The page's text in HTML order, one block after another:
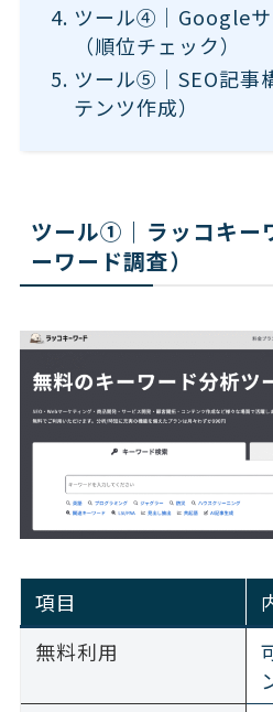
ツール④｜Google
（順位チェック）
ツール⑤｜SEO記事
テンツ作成）
ツール①｜ラッコキー
ーワード調査）
項目
無料利用